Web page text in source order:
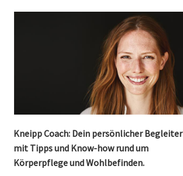
Kneipp Coach: Dein persönlicher Begleiter
mit Tipps und Know-how rund um
Körperpflege und Wohlbefinden.